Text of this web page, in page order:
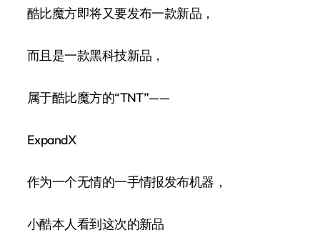
酷比魔方即将又要发布一款新品，
而且是一款黑科技新品，
属于酷比魔方的“TNT”——
ExpandX
作为一个无情的一手情报发布机器，
小酷本人看到这次的新品